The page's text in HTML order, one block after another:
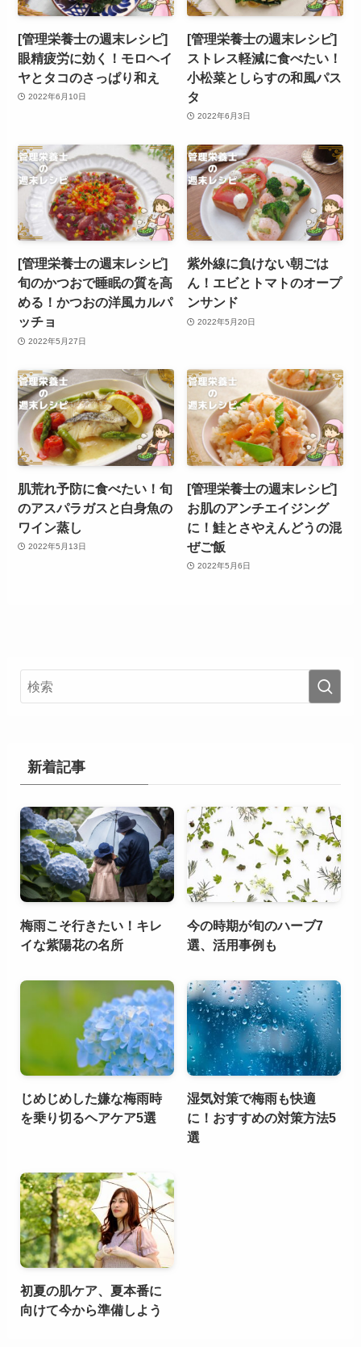
[管理栄養士の週末レシピ]
眼精疲労に効く！モロヘイ
ヤとタコのさっぱり和え
2022年6月10日
[管理栄養士の週末レシピ]
ストレス軽減に食べたい！
小松菜としらすの和風パス
タ
2022年6月3日
[管理栄養士の週末レシピ]
旬のかつおで睡眠の質を高
める！かつおの洋風カルパ
ッチョ
2022年5月27日
紫外線に負けない朝ごは
ん！エビとトマトのオープ
ンサンド
2022年5月20日
肌荒れ予防に食べたい！旬
のアスパラガスと白身魚の
ワイン蒸し
2022年5月13日
[管理栄養士の週末レシピ]
お肌のアンチエイジング
に！鮭とさやえんどうの混
ぜご飯
2022年5月6日
新着記事
梅雨こそ行きたい！キレ
イな紫陽花の名所
今の時期が旬のハーブ7
選、活用事例も
じめじめした嫌な梅雨時
を乗り切るヘアケア5選
湿気対策で梅雨も快適
に！おすすめの対策方法5
選
初夏の肌ケア、夏本番に
向けて今から準備しよう